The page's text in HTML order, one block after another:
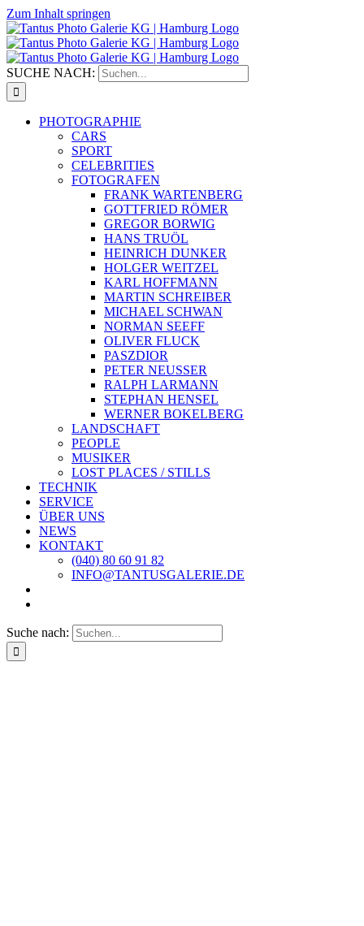
Zum Inhalt springen
SUCHE NACH:
PHOTOGRAPHIE
CARS
SPORT
CELEBRITIES
FOTOGRAFEN
FRANK WARTENBERG
GOTTFRIED RÖMER
GREGOR BORWIG
HANS TRUÖL
HEINRICH DUNKER
HOLGER WEITZEL
KARL HOFFMANN
MARTIN SCHREIBER
MICHAEL SCHWAN
NORMAN SEEFF
OLIVER FLUCK
PASZDIOR
PETER NEUSSER
RALPH LARMANN
STEPHAN HENSEL
WERNER BOKELBERG
LANDSCHAFT
PEOPLE
MUSIKER
LOST PLACES / STILLS
TECHNIK
SERVICE
ÜBER UNS
NEWS
KONTAKT
(040) 80 60 91 82
INFO@TANTUSGALERIE.DE
Suche nach: